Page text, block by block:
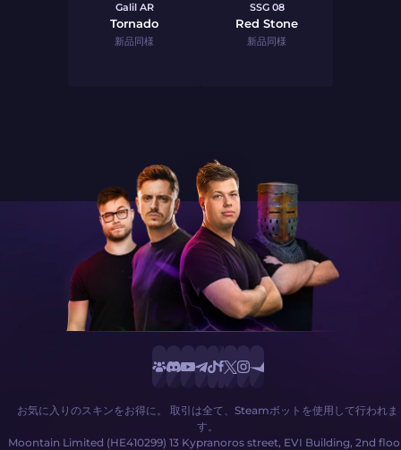
Galil AR
Tornado
新品同様
SSG 08
Red Stone
新品同様
お気に入りのスキンをお得に。 取引は全て、Steamボットを使用して行われま
す。
Moontain Limited (HE410299) 13 Kypranoros street, EVI Building, 2nd